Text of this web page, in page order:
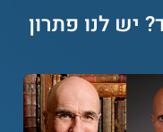
יש לנו פתרון